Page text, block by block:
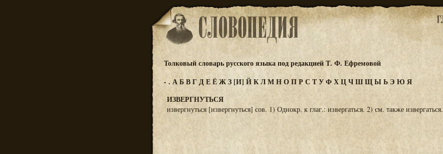
Толковый словарь русского языка под редакцией Т. Ф. Ефремовой
-. АБВГДЕЁЖЗ [И] ЙКЛМНОПР С ТУФХЦЧШЩЫЬ Э Ю Я
ИЗВЕРГНУТЬСЯ
извергнуться [извергнуться] сов. 1) Однокр. к глаг.: извергаться. 2) см. также извергаться.